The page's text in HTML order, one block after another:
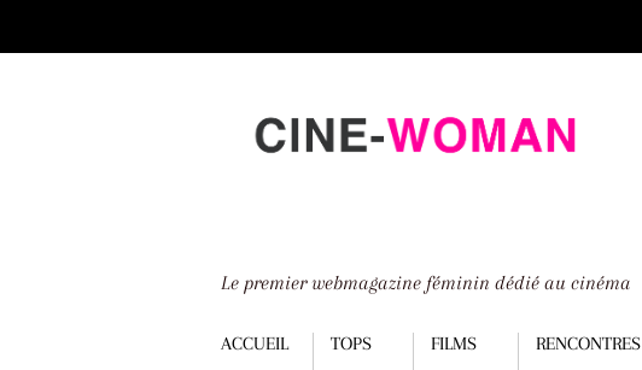
down
Le premier webmagazine féminin dédié au cinéma
Menu
ACCUEIL TOPS FILMS RENCONTRES